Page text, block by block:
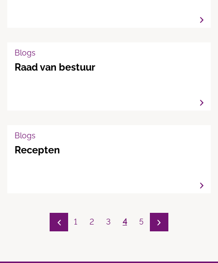
Blogs
Raad van bestuur
Blogs
Recepten
1 2 3 4 5